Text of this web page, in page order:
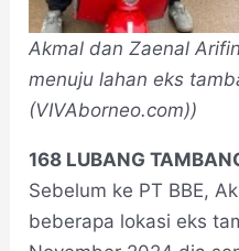
Akmal dan Zaenal
menuju lahan eks
(VIVAborneo.com))
168 LUBANG
Sebelum ke PT BBE,
beberapa lokasi eks